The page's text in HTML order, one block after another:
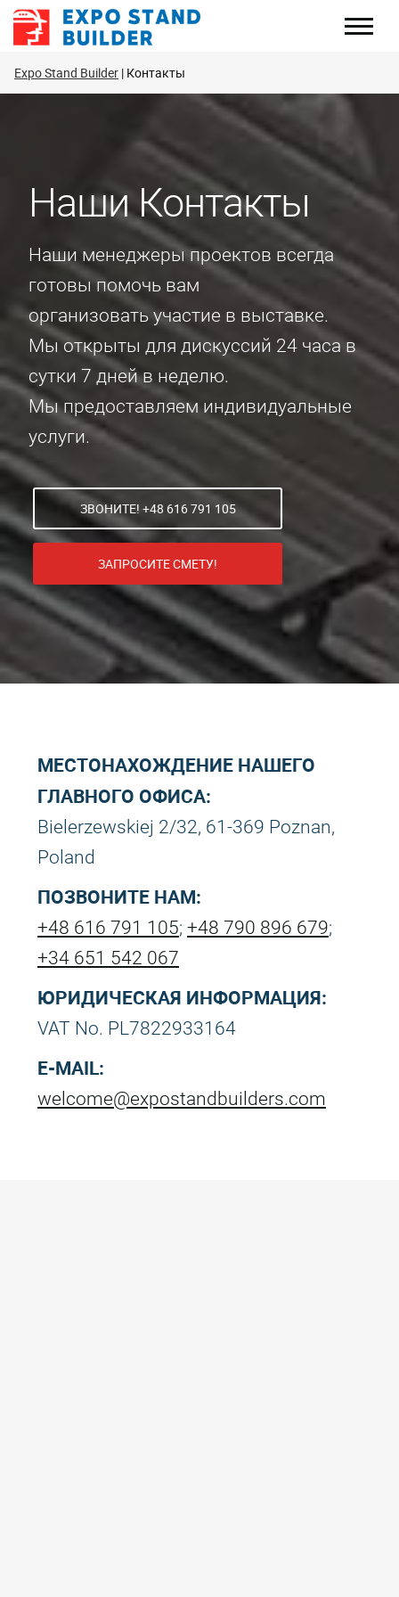
Перейти
Expo Stand Builder Контакты
Наши Контакты
Наши менеджеры проектов всегда
готовы помочь вам
организовать участие в выставке.
Мы открыты для дискуссий 24 часа в
сутки 7 дней в неделю.
Мы предоставляем индивидуальные
услуги.
ЗВОНИТЕ! +48 616 791 105
ЗАПРОСИТЕ СМЕТУ!
МЕСТОНАХОЖДЕНИЕ НАШЕГО
ГЛАВНОГО ОФИСА:
Bielerzewskiej 2/32, 61-369 Poznan,
Poland
ПОЗВОНИТЕ НАМ:
+48 616 791 105; +48 790 896 679;
+34 651 542 067
ЮРИДИЧЕСКАЯ ИНФОРМАЦИЯ:
VAT No. PL7822933164
E-MAIL:
welcome@expostandbuilders.com